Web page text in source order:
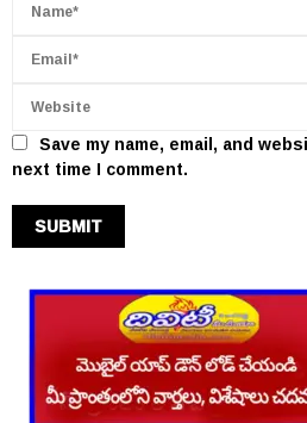
Save my name, email, and
next time I comment.